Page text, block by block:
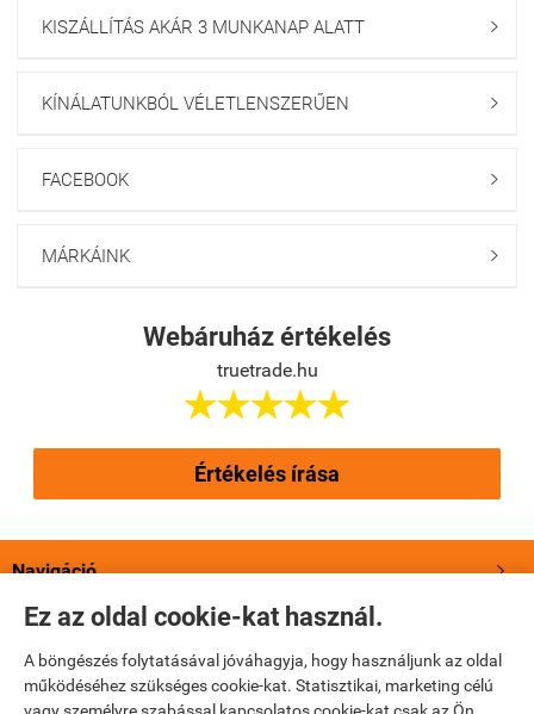
Ez az oldal cookie-kat használ.
A böngészés folytatásával jóváhagyja, hogy használjunk az oldal
működéséhez szükséges cookie-kat. Statisztikai, marketing célú
KISZÁLLÍTÁS AKÁR 3 MUNKANAP ALATT 
KÍNÁLATUNKBÓL VÉLETLENSZERŰEN 
FACEBOOK 
MÁRKÁINK 
Webáruház értékelés
truetrade.hu

Értékelés írása
Navigáció 
Saját fiók
Bemutatkozás